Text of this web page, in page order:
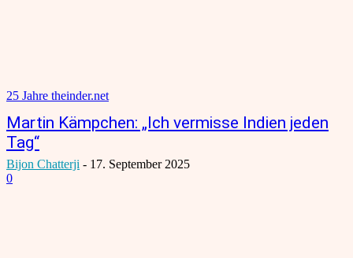
25 Jahre theinder.net
Martin Kämpchen: „Ich vermisse Indien jeden
Tag“
Bijon Chatterji - 17. September 2025
0